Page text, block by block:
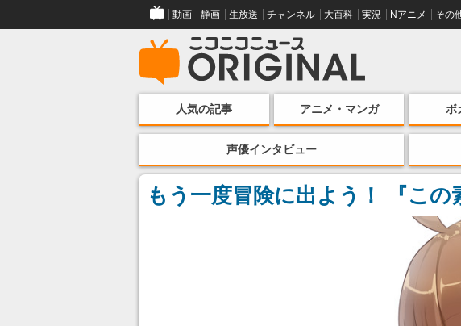
動画 静画 生放送 チャンネル 大百科 実況 Nアニメ その
人気の記事 アニメ・マンガ ボ
声優インタビュー
もう一度冒険に出よう！ 『こ